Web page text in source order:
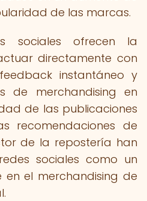
de las marcas.
sociales ofrecen la
directamente con
instantáneo y
de merchandising en
de las publicaciones
recomendaciones de
de la repostería han
sociales como un
en el merchandising de